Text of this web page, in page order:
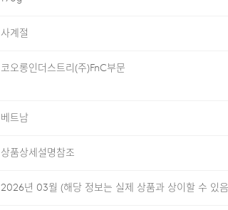
수피마 코튼 65%와 ASKIN 기능성 폴리
ASKIN 원사의 쾌적한 기능성을 더해 장시
이중구조로 제작하여 반복착용에도 변형이
수 있도록 제작했습니다. 텀블워싱 공정으
사계절
코오롱인더스트리(주)FnC부문
베트남
상품상세설명참조
2026년 03월 (해당 정보는 실제 상품과 상이할 수 있